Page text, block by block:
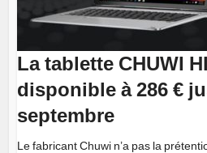
La tablette CHUWI
disponible à 286 €
septembre
Le fabricant Chuwi n’a pas la